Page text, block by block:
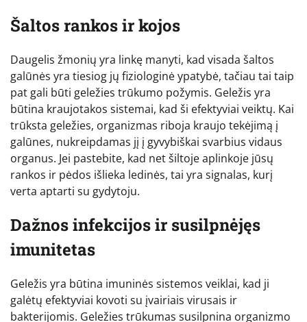
Šaltos rankos ir kojos
Daugelis žmonių yra linkę manyti, kad visada šaltos
galūnės yra tiesiog jų fiziologinė ypatybė, tačiau tai taip
pat gali būti geležies trūkumo požymis. Geležis yra
būtina kraujotakos sistemai, kad ši efektyviai veiktų. Kai
trūksta geležies, organizmas riboja kraujo tekėjimą į
galūnes, nukreipdamas jį į gyvybiškai svarbius vidaus
organus. Jei pastebite, kad net šiltoje aplinkoje jūsų
rankos ir pėdos išlieka ledinės, tai yra signalas, kurį
verta aptarti su gydytoju.
Dažnos infekcijos ir susilpnėjęs
imunitetas
Geležis yra būtina imuninės sistemos veiklai, kad ji
galėtų efektyviai kovoti su įvairiais virusais ir
bakterijomis. Geležies trūkumas susilpnina organizmo